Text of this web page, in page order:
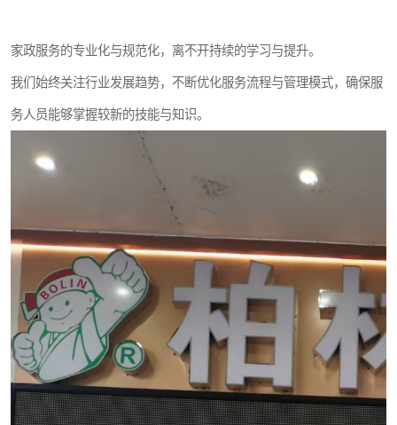
家政服务的专业化与规范化，离不开持续的学习与提升。
我们始终关注行业发展趋势，不断优化服务流程与管理模式，确保服
务人员能够掌握较新的技能与知识。